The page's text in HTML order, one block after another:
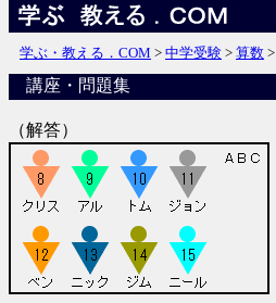
学ぶ・教える．COM > 中学受験 > 算数 >
講座・問題集
（解答）